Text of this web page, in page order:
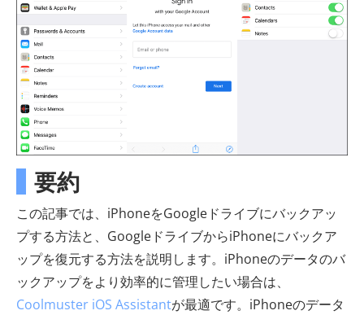
要約
この記事では、iPhoneをGoogleドライブにバックアッ
プする方法と、GoogleドライブからiPhoneにバックア
ップを復元する方法を説明します。iPhoneのデータのバ
ックアップをより効率的に管理したい場合は、
Coolmuster iOS Assistantが最適です。iPhoneのデータ